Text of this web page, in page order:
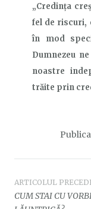
„Credința
fel de riscuri,
în mod
Dumnezeu
noastre
trăite prin
Navigare
ARTICOLUL
CUM STAI CU